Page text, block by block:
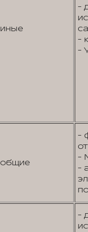
иные
-
-
-
общие
-
-
-
-